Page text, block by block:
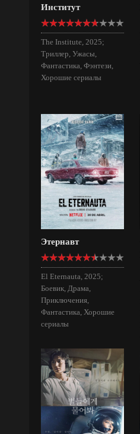
Институт
The Institute, 2025;
Триллер, Ужасы,
Фантастика, Фэнтези,
Хорошие сериалы
Этернавт
El Eternauta, 2025;
Боевик, Драма,
Приключения,
Фантастика, Хорошие
сериалы